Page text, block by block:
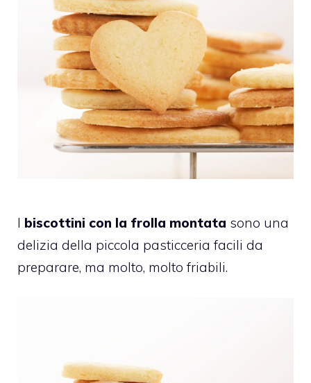
I biscottini con la frolla montata sono una
delizia della piccola pasticceria facili da
preparare, ma molto, molto friabili.